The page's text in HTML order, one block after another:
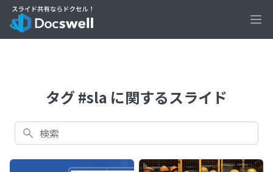
タグ #sla に関するスライド
検索